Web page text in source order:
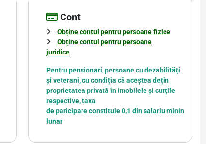
Cont
Obține contul pentru persoane fizice
Obține contul pentru persoane
juridice
Pentru pensionari, persoane cu dezabilități
și veterani, cu condiția că aceștea dețin
proprietatea privată în imobilele și curțile
respective, taxa
de paricipare constituie 0,1 din salariu minin
lunar